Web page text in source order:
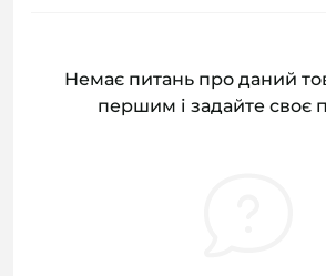
Немає питань про даний
першим і задайте своє